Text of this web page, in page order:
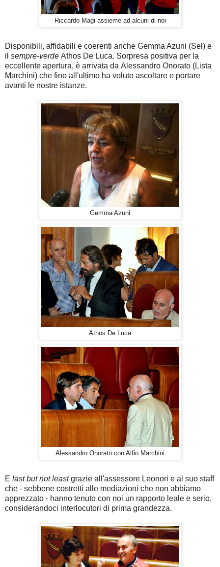
Riccardo Magi assieme ad alcuni di noi
Disponibili, affidabili e coerenti anche Gemma Azuni (Sel) e
il sempre-verde Athos De Luca. Sorpresa positiva per la
eccellente apertura, è arrivata da Alessandro Onorato (Lista
Marchini) che fino all'ultimo ha voluto ascoltare e portare
avanti le nostre istanze.
Gemma Azuni
Athos De Luca
Alessandro Onorato con Alfio Marchini
E last but not leastgrazie all'assessore Leonori e al suo staff
che - sebbene costretti alle mediazioni che non abbiamo
apprezzato - hanno tenuto con noi un rapporto leale e serio,
considerandoci interlocutori di prima grandezza.